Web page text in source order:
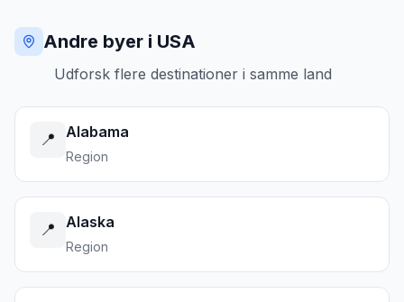
Andre byer i USA
Udforsk flere destinationer i samme land
📍 Alabama
Region
📍 Alaska
Region